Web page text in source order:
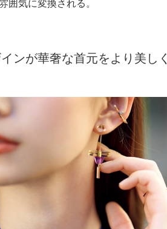
ンが華奢な首元をより美しく